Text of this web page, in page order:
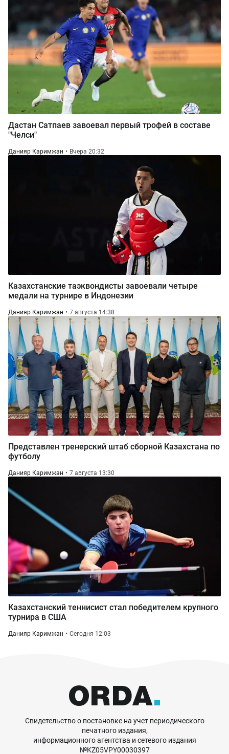
Дастан Сатпаев завоевал первый трофей в составе
"Челси"
Данияр Каримжан Вчера 20:32
Казахстанские таэквондисты завоевали четыре
медали на турнире в Индонезии
Данияр Каримжан 7 августа 14:38
Представлен тренерский штаб сборной Казахстана по
футболу
Данияр Каримжан 7 августа 13:30
Казахстанский теннисист стал победителем крупного
турнира в США
Данияр Каримжан Сегодня 12:03
Свидетельство о постановке на учет периодического
печатного издания,
информационного агентства и сетевого издания
№KZ05VPY00030397